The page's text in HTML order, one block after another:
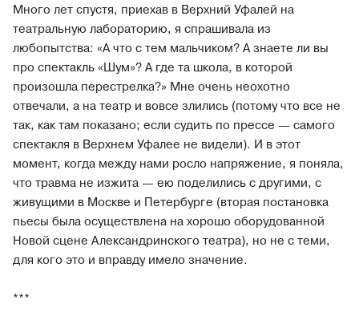
Много лет спустя, приехав в Верхний Уфалей на
театральную лабораторию, я спрашивала из
любопытства: «А что с тем мальчиком? А знаете ли вы
про спектакль «Шум»? А где та школа, в которой
произошла перестрелка?» Мне очень неохотно
отвечали, а на театр и вовсе злились (потому что все не
так, как там показано; если судить по прессе — самого
спектакля в Верхнем Уфалее не видели). И в этот
момент, когда между нами росло напряжение, я поняла,
что травма не изжита — ею поделились с другими, с
живущими в Москве и Петербурге (вторая постановка
пьесы была осуществлена на хорошо оборудованной
Новой сцене Александринского театра), но не с теми,
для кого это и вправду имело значение.
***